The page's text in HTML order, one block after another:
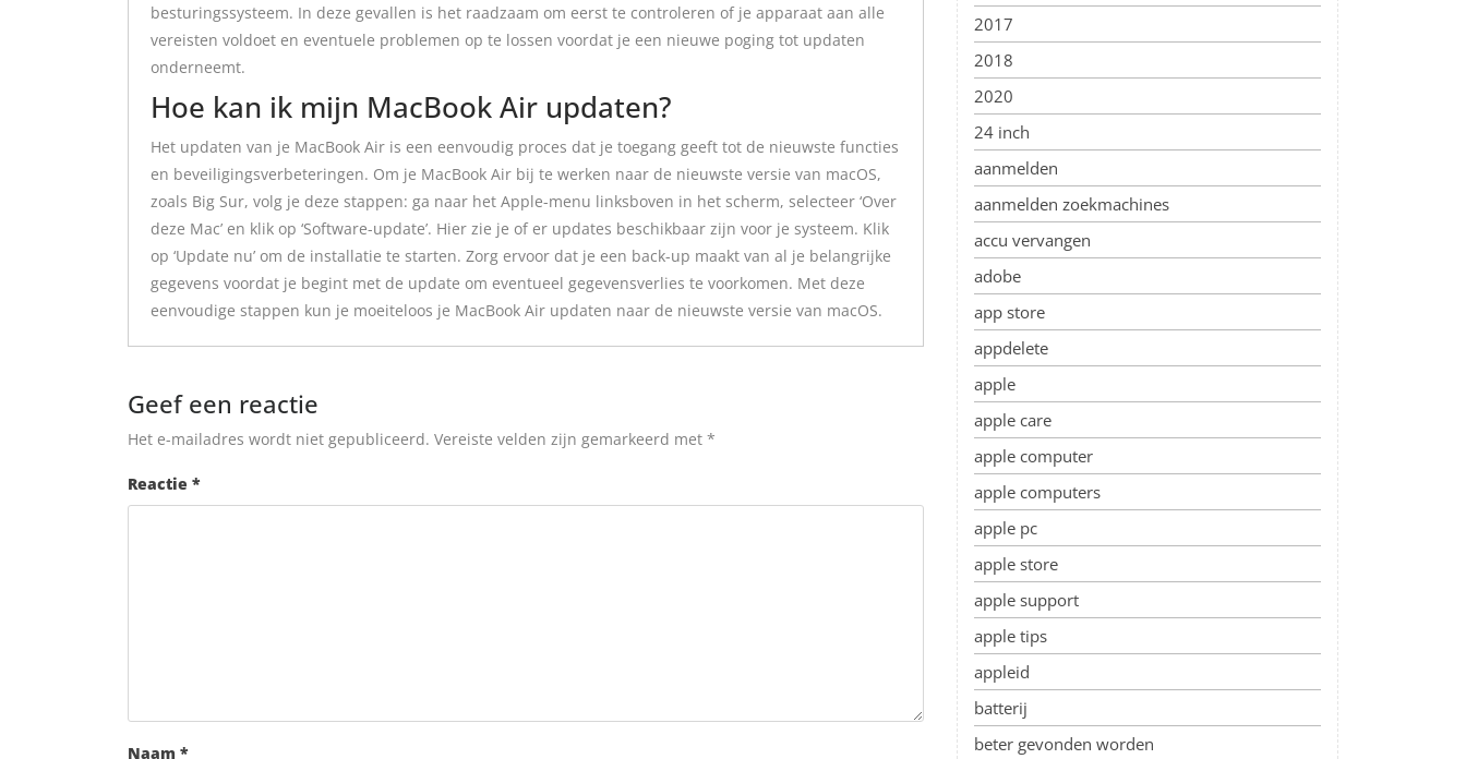
besturingssysteem. In deze gevallen is het raadzaam om eerst te controleren of je apparaat aan alle
vereisten voldoet en eventuele problemen op te lossen voordat je een nieuwe poging tot updaten
onderneemt.
Hoe kan ik mijn MacBook Air updaten?
Het updaten van je MacBook Air is een eenvoudig proces dat je toegang geeft tot de nieuwste functies
en beveiligingsverbeteringen. Om je MacBook Air bij te werken naar de nieuwste versie van macOS,
zoals Big Sur, volg je deze stappen: ga naar het Apple-menu linksboven in het scherm, selecteer ‘Over
deze Mac’ en klik op ‘Software-update’. Hier zie je of er updates beschikbaar zijn voor je systeem. Klik
op ‘Update nu’ om de installatie te starten. Zorg ervoor dat je een back-up maakt van al je belangrijke
gegevens voordat je begint met de update om eventueel gegevensverlies te voorkomen. Met deze
eenvoudige stappen kun je moeiteloos je MacBook Air updaten naar de nieuwste versie van macOS.
Geef een reactie
Het e-mailadres wordt niet gepubliceerd. Vereiste velden zijn gemarkeerd met *
Reactie *
Naam *
2017
2018
2020
24 inch
aanmelden
aanmelden zoekmachines
accu vervangen
adobe
app store
appdelete
apple
apple care
apple computer
apple computers
apple pc
apple store
apple support
apple tips
appleid
batterij
beter gevonden worden